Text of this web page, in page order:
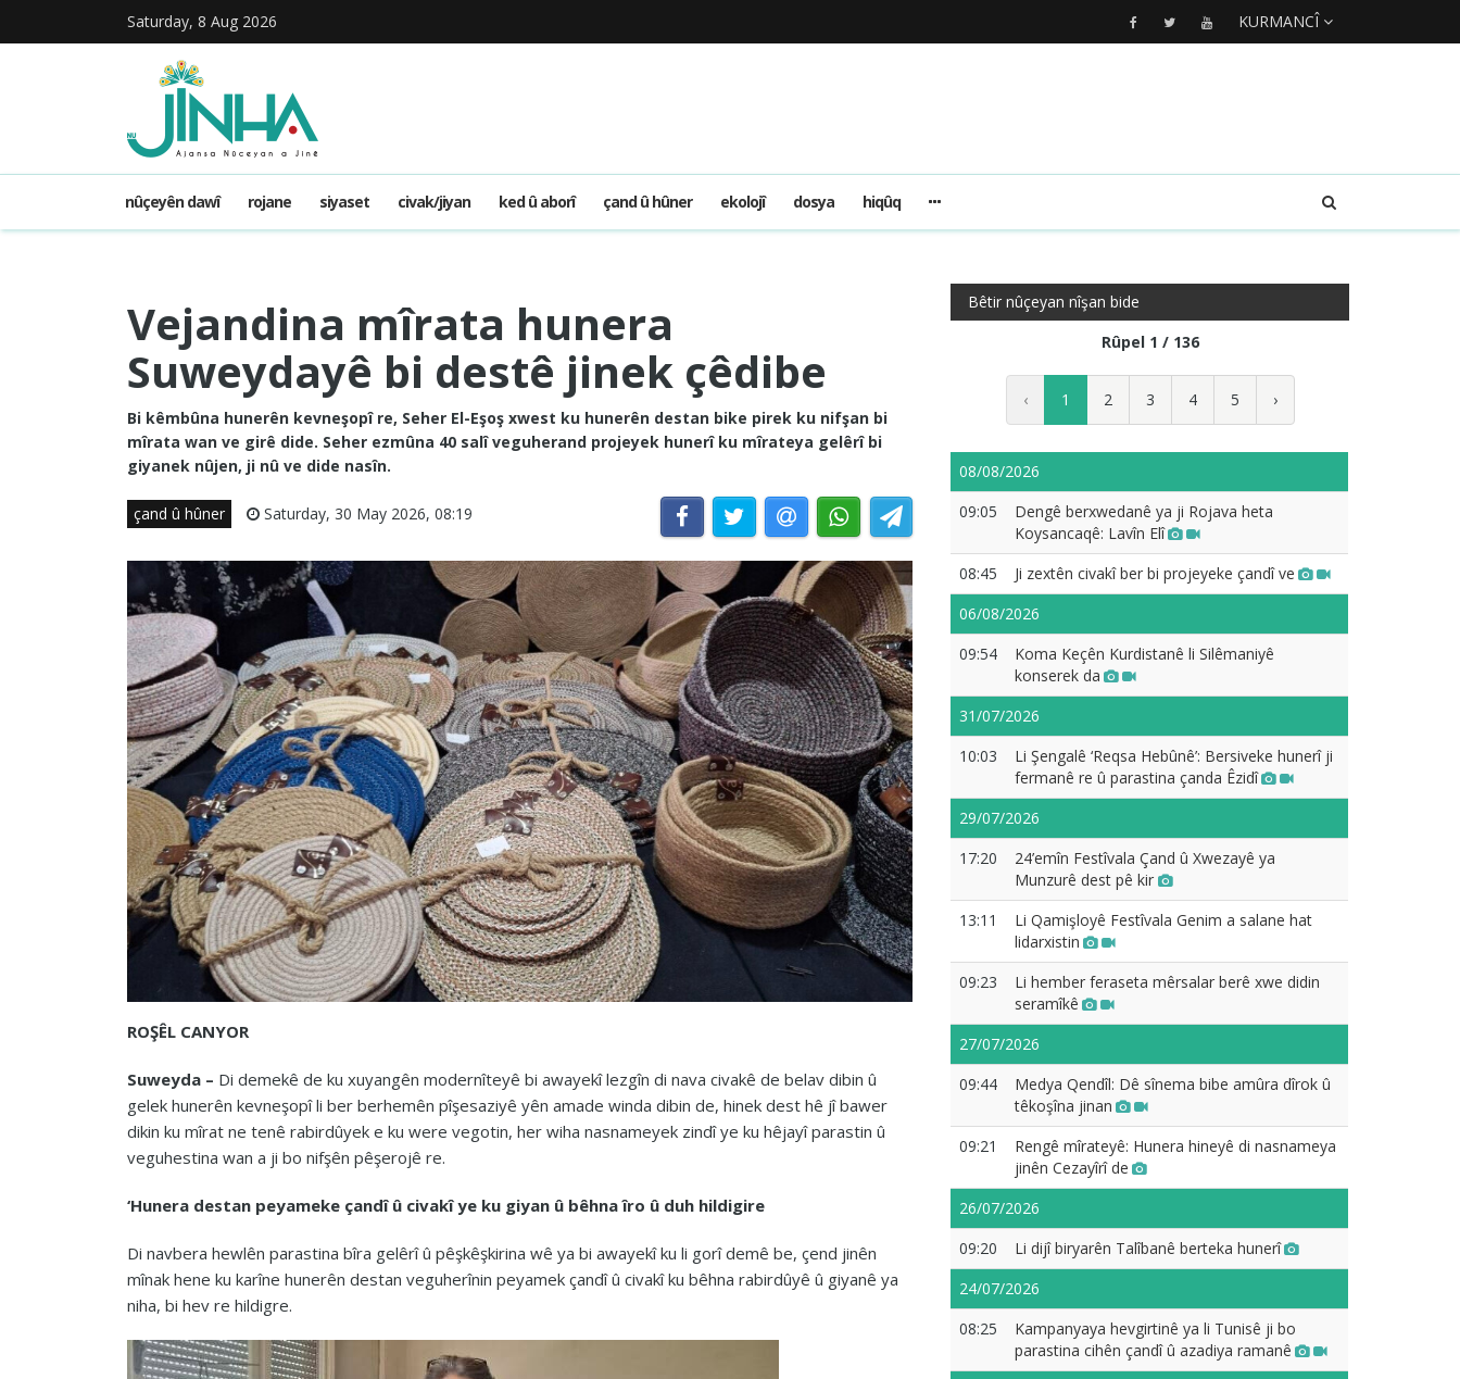
Saturday, 8 Aug 2026 KURMANCÎ
nûçeyên dawî rojane siyaset civak/jiyan ked û aborî çand û hûner ekolojî dosya hiqûq
Vejandina mîrata hunera
Suweydayê bi destê jinek çêdibe
Bi kêmbûna hunerên kevneşopî re, Seher El-Eşoş xwest ku hunerên destan bike pirek ku nifşan bi
mîrata wan ve girê dide. Seher ezmûna 40 salî veguherand projeyek hunerî ku mîrateya gelêrî bi
giyanek nûjen, ji nû ve dide nasîn.
çand û hûner Saturday, 30 May 2026, 08:19
ROŞÊL CANYOR
Suweyda – Di demekê de ku xuyangên modernîteyê bi awayekî lezgîn di nava civakê de belav dibin û
gelek hunerên kevneşopî li ber berhemên pîşesaziyê yên amade winda dibin de, hinek dest hê jî bawer
dikin ku mîrat ne tenê rabirdûyek e ku were vegotin, her wiha nasnameyek zindî ye ku hêjayî parastin û
veguhestina wan a ji bo nifşên pêşerojê re.
‘Hunera destan peyameke çandî û civakî ye ku giyan û bêhna îro û duh hildigire
Di navbera hewlên parastina bîra gelêrî û pêşkêşkirina wê ya bi awayekî ku li gorî demê be, çend jinên
mînak hene ku karîne hunerên destan veguherînin peyamek çandî û civakî ku bêhna rabirdûyê û giyanê ya
niha, bi hev re hildigre.
Bêtir nûçeyan nîşan bide
Rûpel 1 / 136
‹ 1 2 3 4 5 ›
08/08/2026
09:05
Dengê berxwedanê ya ji Rojava heta
Koysancaqê: Lavîn Elî
08:45
Ji zextên civakî ber bi projeyeke çandî ve
06/08/2026
09:54
Koma Keçên Kurdistanê li Silêmaniyê
konserek da
31/07/2026
10:03
Li Şengalê ‘Reqsa Hebûnê’: Bersiveke hunerî ji
fermanê re û parastina çanda Êzidî
29/07/2026
17:20
24’emîn Festîvala Çand û Xwezayê ya
Munzurê dest pê kir
13:11
Li Qamişloyê Festîvala Genim a salane hat
lidarxistin
09:23
Li hember feraseta mêrsalar berê xwe didin
seramîkê
27/07/2026
09:44
Medya Qendîl: Dê sînema bibe amûra dîrok û
têkoşîna jinan
09:21
Rengê mîrateyê: Hunera hineyê di nasnameya
jinên Cezayîrî de
26/07/2026
09:20
Li dijî biryarên Talîbanê berteka hunerî
24/07/2026
08:25
Kampanyaya hevgirtinê ya li Tunisê ji bo
parastina cihên çandî û azadiya ramanê